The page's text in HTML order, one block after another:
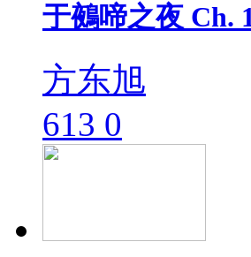
于鵺啼之夜 Ch.
方东旭
613 0